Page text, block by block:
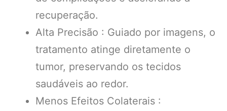
recuperação.
Alta Precisão : Guiado por imagens, o
tratamento atinge diretamente o
tumor, preservando os tecidos
saudáveis ​​ao redor.
Menos Efeitos Colaterais :